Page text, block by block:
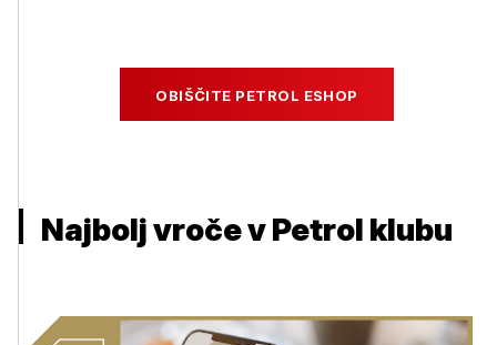
OBIŠČITE PETROL ESHOP
Najbolj vroče v Petrol klubu